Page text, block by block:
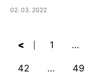
02. 03. 2022
< 1 …
42 … 49